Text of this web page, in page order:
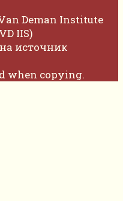
Deman Institute
IIS)
источник
when copying.